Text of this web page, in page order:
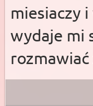
miesiaczy
wydaje mi
rozmawiać